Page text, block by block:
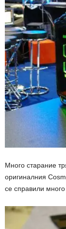
Много старание
оригиналния
се справили много